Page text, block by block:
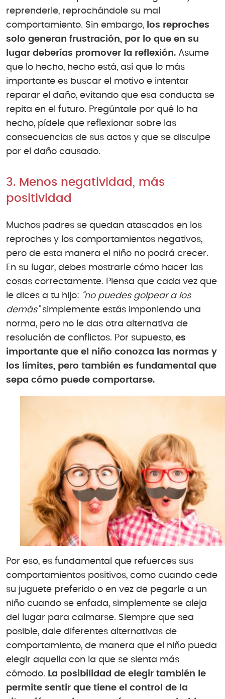
reprenderle, reprochándole su mal
comportamiento. Sin embargo, los reproches
solo generan frustración, por lo que en su
lugar deberías promover la reflexión. Asume
que lo hecho, hecho está, así que lo más
importante es buscar el motivo e intentar
reparar el daño, evitando que esa conducta se
repita en el futuro. Pregúntale por qué lo ha
hecho, pídele que reflexionar sobre las
consecuencias de sus actos y que se disculpe
por el daño causado.
3. Menos negatividad, más
positividad
Muchos padres se quedan atascados en los
reproches y los comportamientos negativos,
pero de esta manera el niño no podrá crecer.
En su lugar, debes mostrarle cómo hacer las
cosas correctamente. Piensa que cada vez que
le dices a tu hijo: “no puedes golpear a los
demás”simplemente estás imponiendo una
norma, pero no le das otra alternativa de
resolución de conflictos. Por supuesto, es
importante que el niño conozca las normas y
los límites, pero también es fundamental que
sepa cómo puede comportarse.
Por eso, es fundamental que refuerces sus
comportamientos positivos, como cuando cede
su juguete preferido o en vez de pegarle a un
niño cuando se enfada, simplemente se aleja
del lugar para calmarse. Siempre que sea
posible, dale diferentes alternativas de
comportamiento, de manera que el niño pueda
elegir aquella con la que se sienta más
cómodo. La posibilidad de elegir también le
permite sentir que tiene el control de la